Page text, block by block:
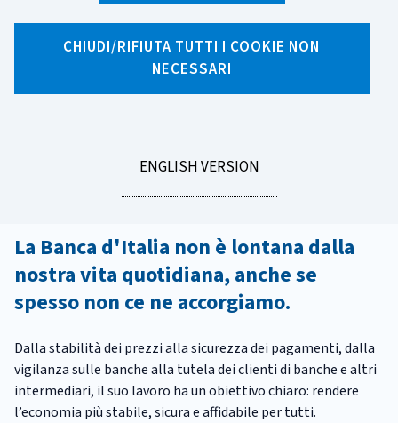
CHIUDI/RIFIUTA TUTTI I COOKIE NON
NECESSARI
GO
ENGLISH VERSION
Che cosa fa davvero la Banca
d'Italia (e perché riguarda tutti
noi)
italiana. Contribuisce a mantenere stabile il valore della
La Banca d'Italia non è lontana dalla
nostra vita quotidiana, anche se
spesso non ce ne accorgiamo.
Dalla stabilità dei prezzi alla sicurezza dei pagamenti, dalla
vigilanza sulle banche alla tutela dei clienti di banche e altri
intermediari, il suo lavoro ha un obiettivo chiaro: rendere
l’economia più stabile, sicura e affidabile per tutti.